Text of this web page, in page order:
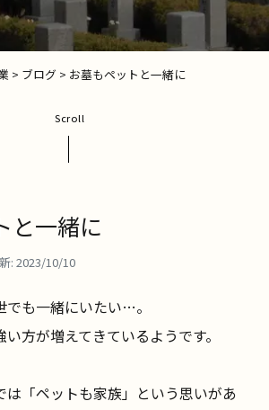
> ブログ > お墓もペットと一緒に
Scroll
と一緒に
: 2023/10/10
も一緒にいたい…。
方が増えてきているようです。
は「ペットも家族」という思いがあ